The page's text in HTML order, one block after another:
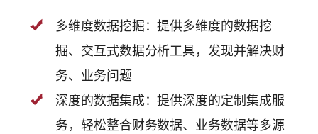
多维度数据挖掘：提供多维度的数据挖
掘、交互式数据分析工具，发现并解决财
务、业务问题
深度的数据集成：提供深度的定制集成服
务，轻松整合财务数据、业务数据等多源